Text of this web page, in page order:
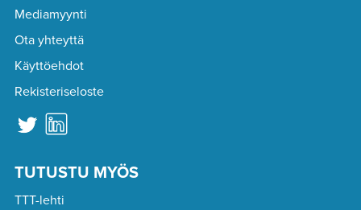
Mediamyynti
Ota yhteyttä
Käyttöehdot
Rekisteriseloste
TUTUSTU MYÖS
TTT-lehti